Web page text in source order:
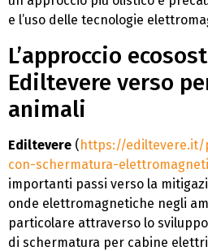
e l’uso delle tecnologie
L’approccio
Ediltevere verso
animali
Ediltevere (https://
con-schermatura-
importanti passi verso la
onde elettromagnetiche negli
particolare attraverso lo
di schermatura per cabine